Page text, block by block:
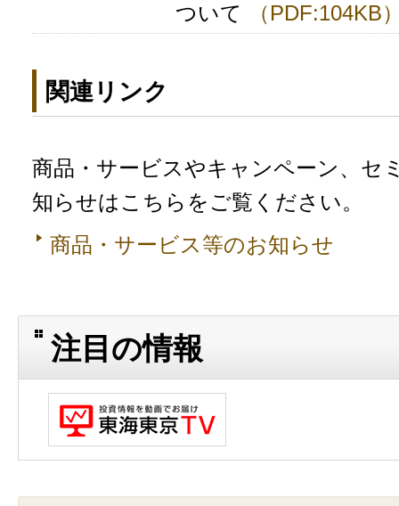
ついて
（PDF:104KB
関連リンク
商品・サービスやキャンペーン、セ
知らせはこちらをご覧ください。
商品・サービス等のお知らせ
注目の情報